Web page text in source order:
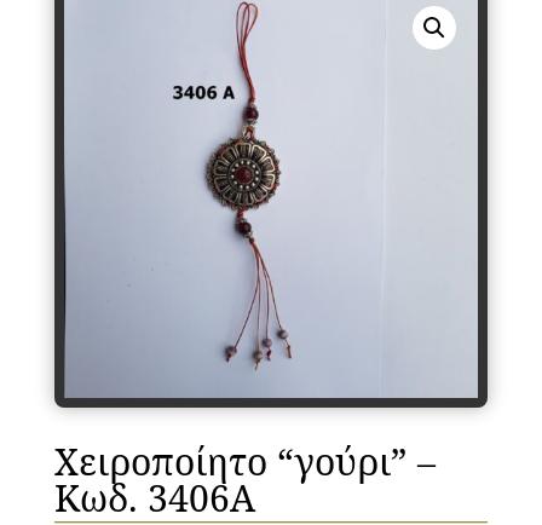
Χειροποίητο “γούρι” –
Κωδ. 3406Α